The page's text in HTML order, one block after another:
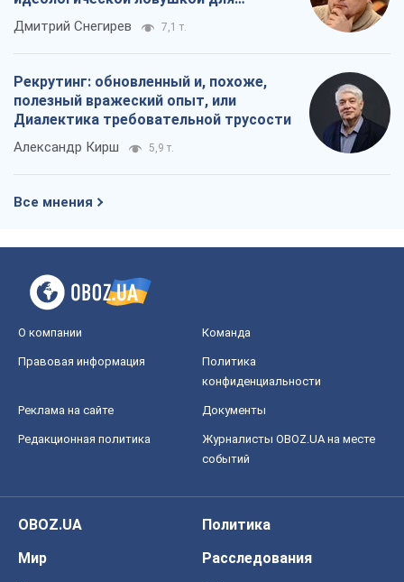
российских оккупантов
Дмитрий Снегирев 7,1 т.
Рекрутинг: обновленный и, похоже,
полезный вражеский опыт, или
Диалектика требовательной трусости
Александр Кирш 5,9 т.
Все мнения
О компании Команда
Правовая информация
Политика
конфиденциальности
Реклама на сайте Документы
Редакционная политика
Журналисты OBOZ.UA на месте
событий
OBOZ.UA
Политика
Мир
Расследования